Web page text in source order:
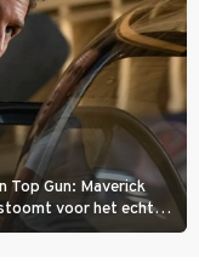
Top Gun: Maverick
voor het echte